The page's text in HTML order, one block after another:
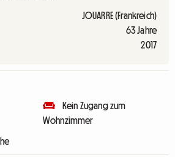
JOUARRE (Frankreich)
63 Jahre
2017
Kein Zugang zum
Wohnzimmer